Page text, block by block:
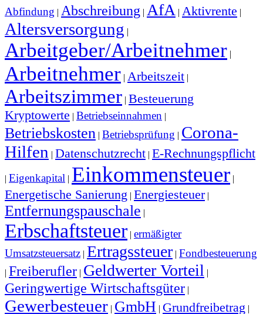
Abfindung | Abschreibung | AfA | Aktivrente |
Altersversorgung |
Arbeitgeber/Arbeitnehmer |
Arbeitnehmer | Arbeitszeit |
Arbeitszimmer | Besteuerung
Kryptowerte | Betriebseinnahmen |
Betriebskosten | Betriebsprüfung | Corona-
Hilfen | Datenschutzrecht | E-Rechnungspflicht
| Eigenkapital | Einkommensteuer |
Energetische Sanierung | Energiesteuer|
Entfernungspauschale |
Erbschaftsteuer | ermäßigter
Umsatzsteuersatz | Ertragssteuer | Fondbesteuerung
| Freiberufler | Geldwerter Vorteil |
Geringwertige Wirtschaftsgüter |
Gewerbesteuer | GmbH | Grundfreibetrag |